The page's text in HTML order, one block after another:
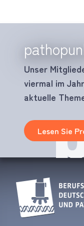
Unser
viermal im
aktuelle
Lesen Sie